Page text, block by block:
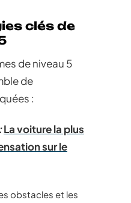
clés de
de niveau 5
de
:
La voiture la plus
sur le
obstacles et les